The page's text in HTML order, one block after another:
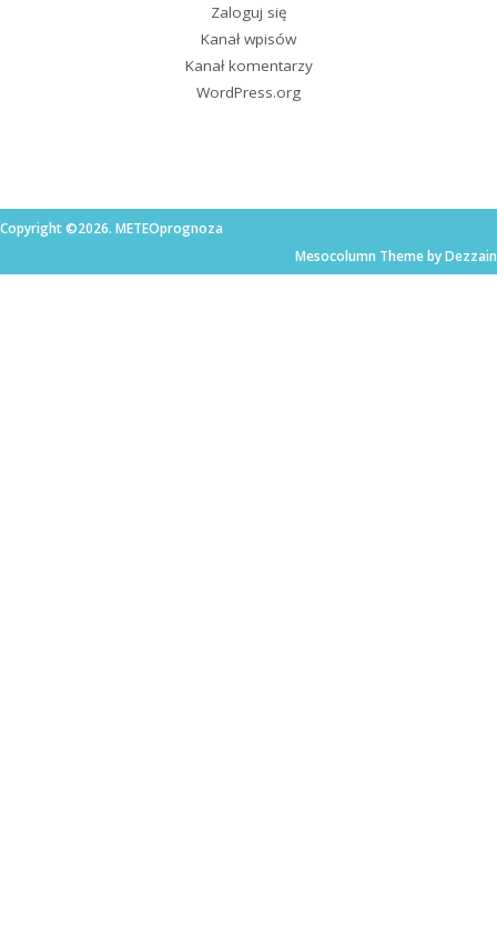
Zaloguj się
Kanał wpisów
Kanał komentarzy
WordPress.org
Copyright ©2026. METEOprognoza
Mesocolumn Theme by Dezzain